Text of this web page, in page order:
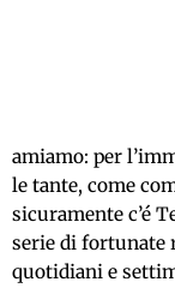
amiamo: per
le tante, come
sicuramente c’é
serie di fortunate
quotidiani e